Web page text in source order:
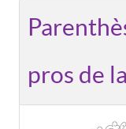
pros de